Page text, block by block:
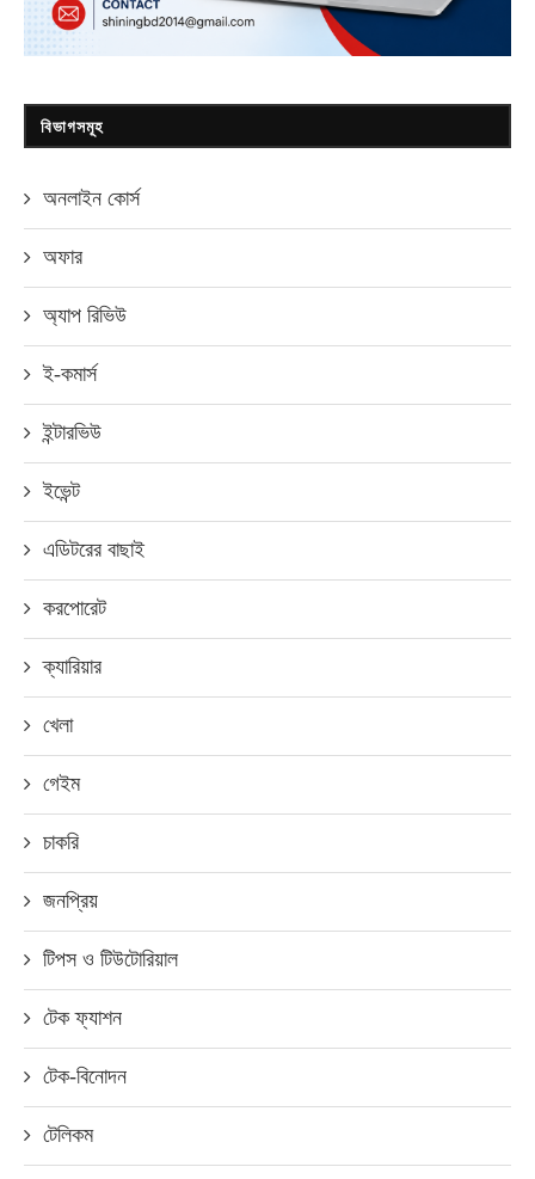
বিভাগসমূহ
অনলাইন কোর্স
অফার
অ্যাপ রিভিউ
ই-কমার্স
ইন্টারভিউ
ইভেন্ট
এডিটরের বাছাই
করপোরেট
ক্যারিয়ার
খেলা
গেইম
চাকরি
জনপ্রিয়
টিপস ও টিউটোরিয়াল
টেক ফ্যাশন
টেক-বিনোদন
টেলিকম